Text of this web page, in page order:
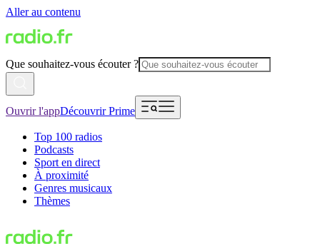
Aller au contenu
Que souhaitez-vous écouter ?
Ouvrir l'appDécouvrir Prime
Top 100 radios
Podcasts
Sport en direct
À proximité
Genres musicaux
Thèmes